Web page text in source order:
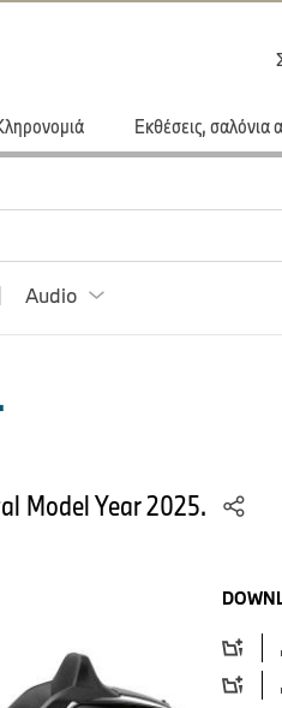
Εκθέσεις, σαλόνια
Audio
Model Year 2025.